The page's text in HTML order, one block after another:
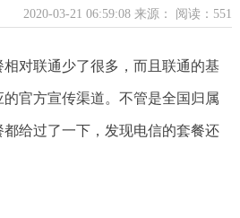
2020-03-21 06:59:08 来源： 阅读：551
对联通少了很多，而且联通的基
官方宣传渠道。不管是全国归属
给过了一下，发现电信的套餐还